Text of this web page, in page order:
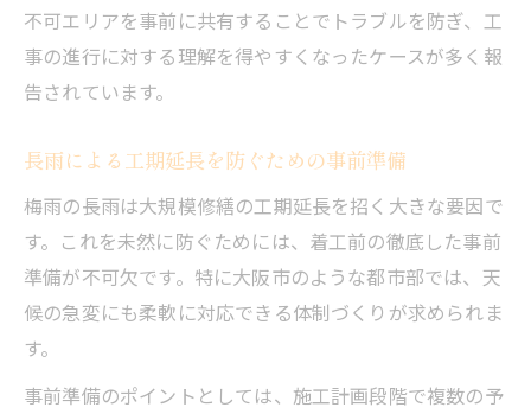
不可エリアを事前に共有することでトラブルを防ぎ、工
事の進行に対する理解を得やすくなったケースが多く報
告されています。
長雨による工期延長を防ぐための事前準備
梅雨の長雨は大規模修繕の工期延長を招く大きな要因で
す。これを未然に防ぐためには、着工前の徹底した事前
準備が不可欠です。特に大阪市のような都市部では、天
候の急変にも柔軟に対応できる体制づくりが求められま
す。
事前準備のポイントとしては、施工計画段階で複数の予